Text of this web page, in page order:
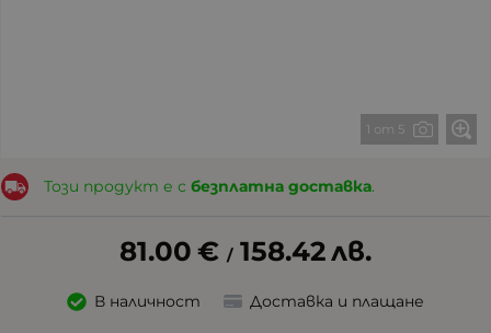
1 от 5
Този продукт е с безплатна доставка.
81.00 € / 158.42лв.
В наличност Доставка и плащане